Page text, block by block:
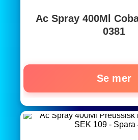
Ac Spray 400Ml
0381
Se mer